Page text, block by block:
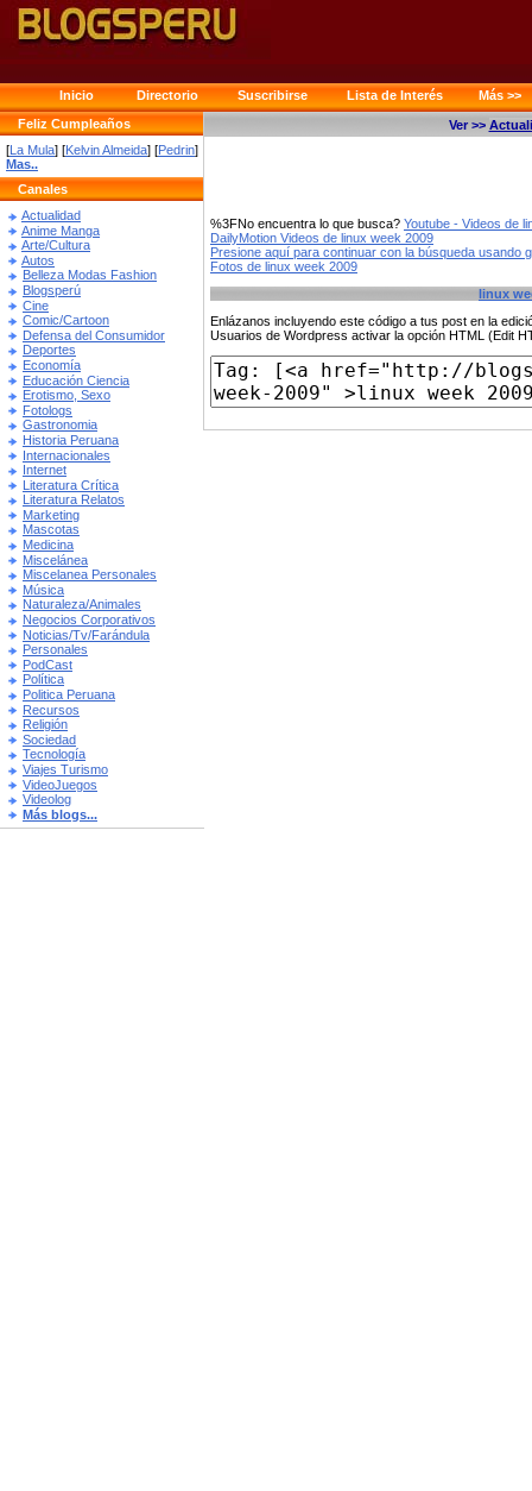
Inicio Directorio Suscribirse Lista de Interés
Más >>
Feliz Cumpleaños
[La Mula] [Kelvin Almeida] [Pedrin]
Mas..
Canales
Actualidad
Anime Manga
Arte/Cultura
Autos
Belleza Modas Fashion
Blogsperú
Cine
Comic/Cartoon
Defensa del Consumidor
Deportes
Economía
Educación Ciencia
Erotismo, Sexo
Fotologs
Gastronomia
Historia Peruana
Internacionales
Internet
Literatura Crítica
Literatura Relatos
Marketing
Mascotas
Medicina
Miscelánea
Miscelanea Personales
Música
Naturaleza/Animales
Negocios Corporativos
Noticias/Tv/Farándula
Personales
PodCast
Política
Politica Peruana
Recursos
Religión
Sociedad
Tecnología
Viajes Turismo
VideoJuegos
Videolog
Más blogs...
Ver >>
%3FNo encuentra lo que busca? Youtube - Videos de
DailyMotion Videos de linux week 2009
Presione aquí para continuar con la búsqueda usando
Fotos de linux week 2009
linux
Enlázanos incluyendo este código a tus post en la
Usuarios de Wordpress activar la opción HTML (Edit